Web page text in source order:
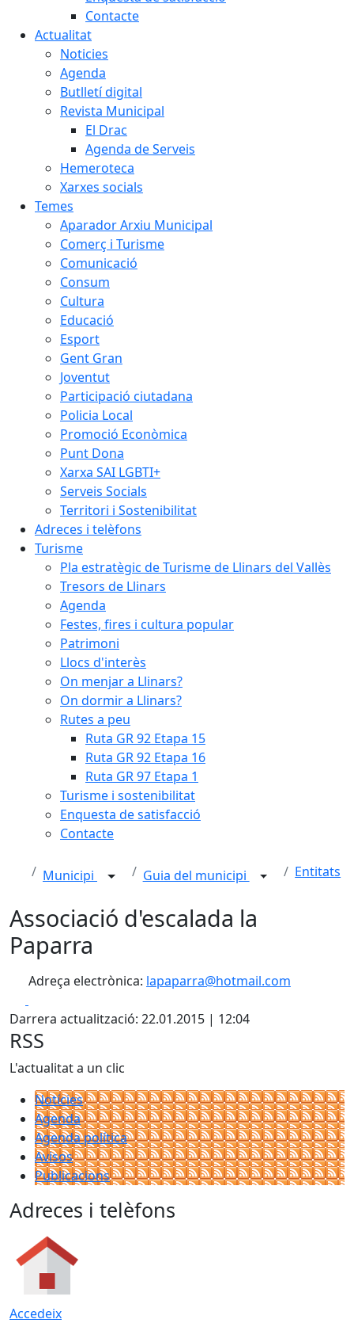
Contacte
Actualitat
Noticies
Agenda
Butlletí digital
Revista Municipal
El Drac
Agenda de Serveis
Hemeroteca
Xarxes socials
Temes
Aparador Arxiu Municipal
Comerç i Turisme
Comunicació
Consum
Cultura
Educació
Esport
Gent Gran
Joventut
Participació ciutadana
Policia Local
Promoció Econòmica
Punt Dona
Xarxa SAI LGBTI+
Serveis Socials
Territori i Sostenibilitat
Adreces i telèfons
Turisme
Pla estratègic de Turisme de Llinars del Vallès
Tresors de Llinars
Agenda
Festes, fires i cultura popular
Patrimoni
Llocs d'interès
On menjar a Llinars?
On dormir a Llinars?
Rutes a peu
Ruta GR 92 Etapa 15
Ruta GR 92 Etapa 16
Ruta GR 97 Etapa 1
Turisme i sostenibilitat
Enquesta de satisfacció
Contacte
Municipi Guia del municipi Entitats
Associació d'escalada la
Paparra
Adreça electrònica: lapaparra@hotmail.com
Darrera actualització: 22.01.2015 | 12:04
RSS
L'actualitat a un clic
Notícies
Agenda
Agenda política
Avisos
Publicacions
Adreces i telèfons
Accedeix